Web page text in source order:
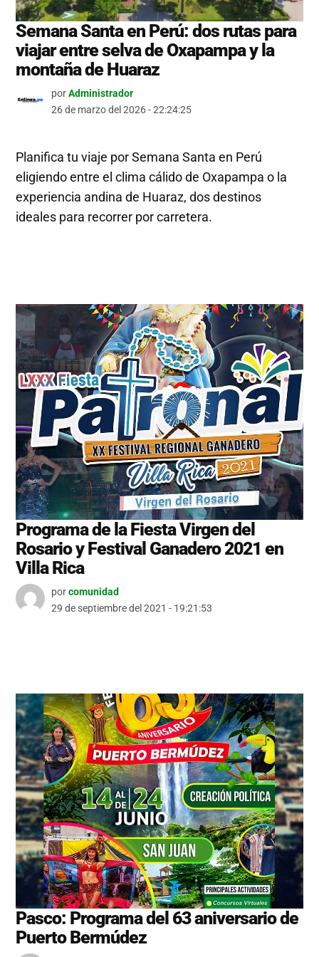
Semana Santa en Perú: dos rutas para
viajar entre selva de Oxapampa y la
montaña de Huaraz
porAdministrador
26 de marzo del 2026 - 22:24:25
Planifica tu viaje por Semana Santa en Perú
eligiendo entre el clima cálido de Oxapampa o la
experiencia andina de Huaraz, dos destinos
ideales para recorrer por carretera.
Programa de la Fiesta Virgen del
Rosario y Festival Ganadero 2021 en
Villa Rica
porcomunidad
29 de septiembre del 2021 - 19:21:53
Pasco: Programa del 63 aniversario de
Puerto Bermúdez